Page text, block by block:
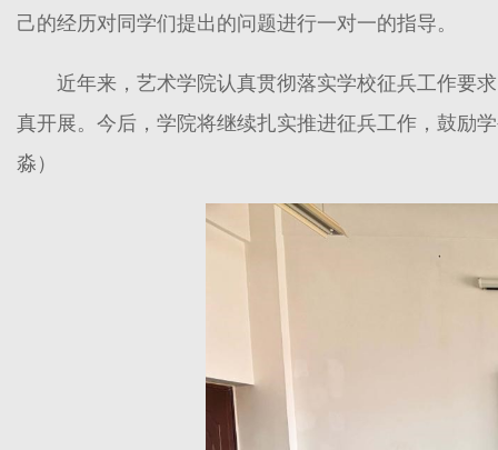
己的经历对同学们提出的问题进行一对一的指导。
近年来，艺术学院认真贯彻落实学校征兵工作要
真开展。今后，学院将继续扎实推进征兵工作，鼓励
淼）